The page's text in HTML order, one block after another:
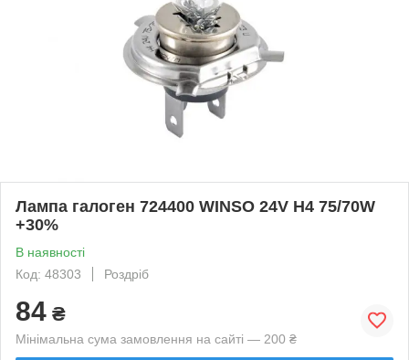
Лампа галоген 724400 WINSO 24V H4 75/70W
+30%
В наявності
Код: 48303
Роздріб
84 ₴
Мінімальна сума замовлення на сайті — 200 ₴